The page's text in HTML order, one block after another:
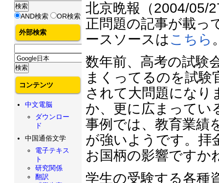
北京晩報（2004/05/
正問題の記事が載っ
ースソースはこちら
数年前、高考の試験
まくってるのを試験
されて大問題になり
か、更に広まってい
事例では、教育業績
が強いようです。拝
お国柄の影響ですか
学生の受験する各種
AND検索 OR検索
外部検索
コンテンツ
中文電脳
ダウンロー
ド
中国通俗文学
電子テキス
ト
研究関係
翻訳